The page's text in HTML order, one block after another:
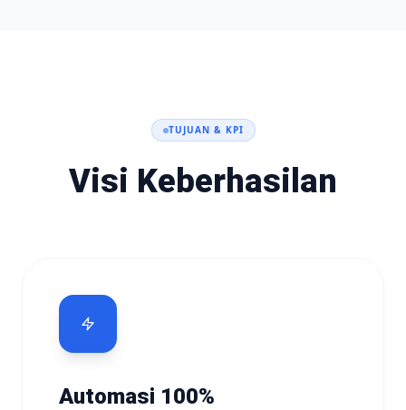
TUJUAN & KPI
Visi Keberhasilan
Automasi 100%